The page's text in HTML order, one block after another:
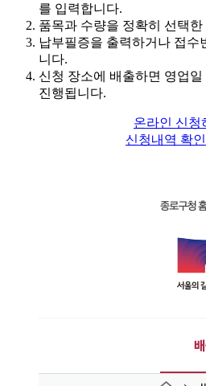
를 입력합니다.
품목과 수량을 정확히 선택
납부필증을 출력하거나 접수
니다.
신청 장소에 배출하면 영업
진행됩니다.
온라인 신청
신청내역 확인